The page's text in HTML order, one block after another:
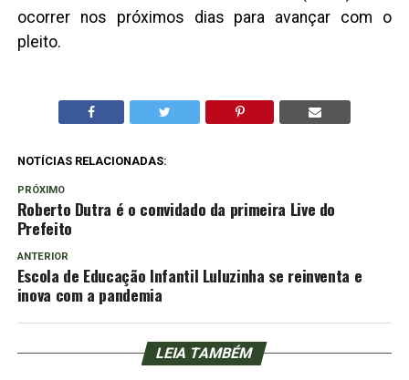
ocorrer nos próximos dias para avançar com o
pleito.
NOTÍCIAS RELACIONADAS:
PRÓXIMO
Roberto Dutra é o convidado da primeira Live do
Prefeito
ANTERIOR
Escola de Educação Infantil Luluzinha se reinventa e
inova com a pandemia
LEIA TAMBÉM